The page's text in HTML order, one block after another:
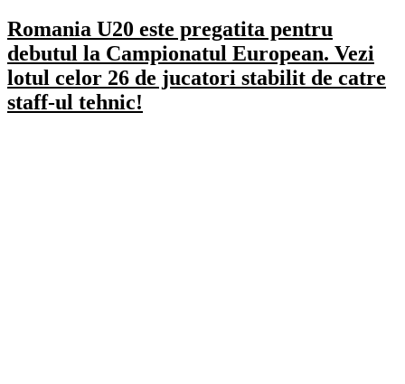
Romania U20 este pregatita pentru
debutul la Campionatul European. Vezi
lotul celor 26 de jucatori stabilit de catre
staff-ul tehnic!